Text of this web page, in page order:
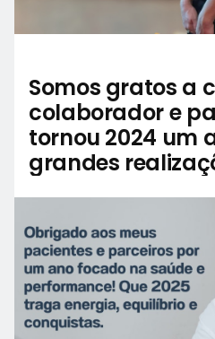
Somos gratos a
colaborador e
tornou 2024 um
grandes